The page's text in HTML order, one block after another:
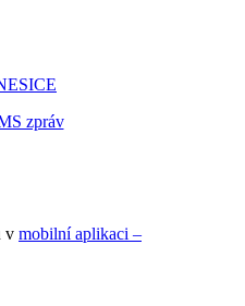
zpráv
v mobilní aplikaci –